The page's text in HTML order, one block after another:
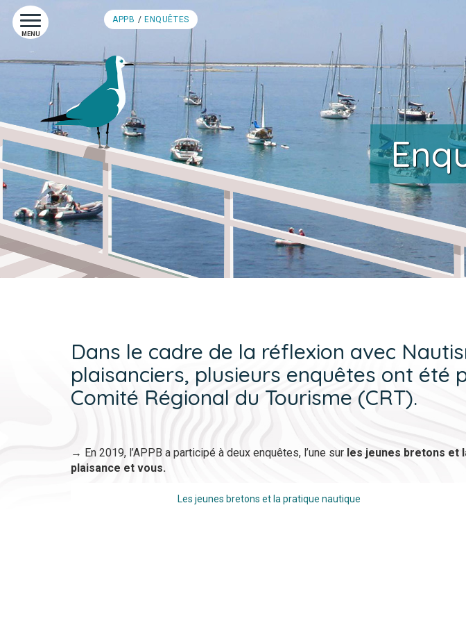
MENU
APPB ENQUÊTES
Dans le cadre de la réflexion avec
plaisanciers, plusieurs enquêtes ont été
Comité Régional du Tourisme (CRT).
→ En 2019, l’APPB a participé à deux enquêtes, l’une sur les jeunes bretons et
plaisance et vous.
Les jeunes bretons et la pratique nautique